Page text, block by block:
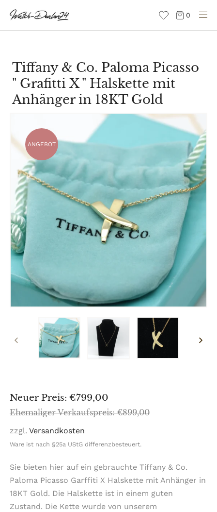
zum
Inhalt
0
Tiffany & Co. Paloma Picasso
" Grafitti X " Halskette mit
Anhänger in 18KT Gold
ANGEBOT
VORHERIGER
SCHIEBER
Sonderpreis
Neuer Preis: €799,00
Normaler
Preis
Ehemaliger Verkaufspreis: €899,00
zzgl. Versandkosten
Ware ist nach §25a UStG differenzbesteuert.
Sie bieten hier auf ein gebrauchte Tiffany & Co.
Paloma Picasso Garffiti X Halskette mit Anhänger in
18KT Gold. Die Halskette ist in einem guten
Zustand. Die Kette wurde von unserem